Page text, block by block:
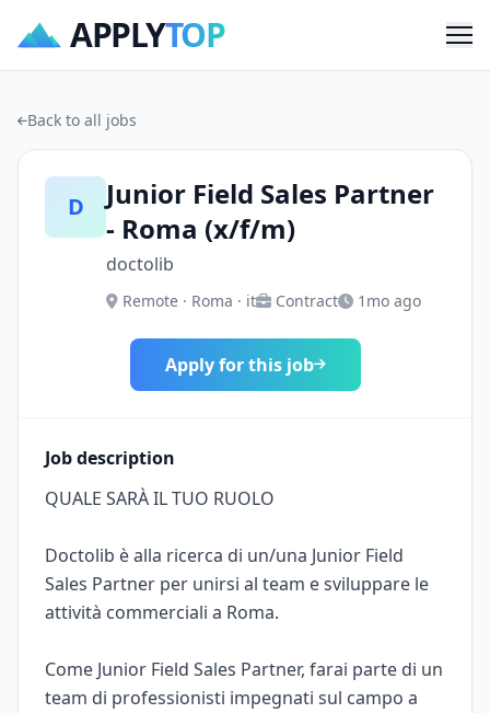
APPLYTOP
Back to all jobs
D
Junior Field Sales Partner
- Roma (x/f/m)
doctolib
Remote · Roma · it Contract 1mo ago
Apply for this job
Job description
QUALE SARÀ IL TUO RUOLO
Doctolib è alla ricerca di un/una Junior Field
Sales Partner per unirsi al team e sviluppare le
attività commerciali a Roma.
Come Junior Field Sales Partner, farai parte di un
team di professionisti impegnati sul campo a